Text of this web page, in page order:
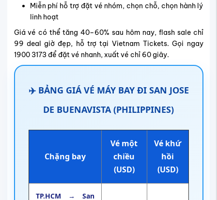
Miễn phí hỗ trợ đặt vé nhóm, chọn chỗ, chọn hành lý
linh hoạt
Giá vé có thể tăng 40–60% sau hôm nay, flash sale chỉ
99 deal giờ đẹp, hỗ trợ tại Vietnam Tickets. Gọi ngay
1900 3173 để đặt vé nhanh, xuất vé chỉ 60 giây.
✈️ BẢNG GIÁ VÉ MÁY BAY ĐI SAN JOSE
DE BUENAVISTA (PHILIPPINES)
Chặng bay
Vé một
chiều
(USD)
Vé khứ
hồi
(USD)
TP.HCM → San